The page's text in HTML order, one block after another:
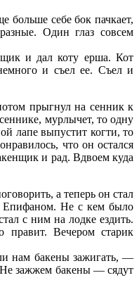
больше себе бок пачкает,
Один глаз совсем
и дал коту ерша. Кот
и съел ее. Съел и
прыгнул на сенник к
мурлычет, то одну
лапе выпустит когти, то
что он остался
и рад. Вдвоем куда
а теперь он стал
Епифаном. Не с кем было
с ним на лодке ездить.
Вечером старик
нам бакены зажигать, —
Не зажжем бакены — сядут